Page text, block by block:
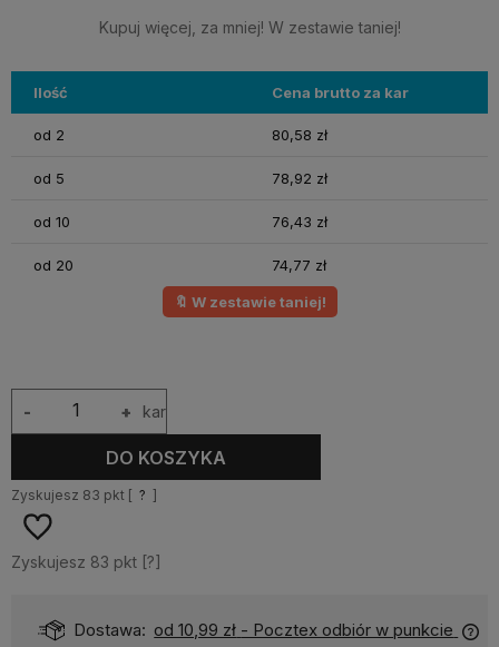
Kupuj więcej, za mniej! W zestawie taniej!
Ilość Cena brutto za kar
od 2 80,58 zł
od 5 78,92 zł
od 10 76,43 zł
od 20 74,77 zł
🔖 W zestawie taniej!
+
- kar
DO KOSZYKA
Zyskujesz 83 pkt [ ? ]
Zyskujesz 83 pkt [?]
Dostawa: od 10,99 zł - Pocztex odbiór w punkcie